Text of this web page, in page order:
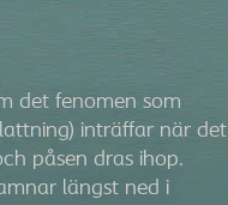
det fenomen som
inträffar när det
påsen dras ihop.
längst ned i